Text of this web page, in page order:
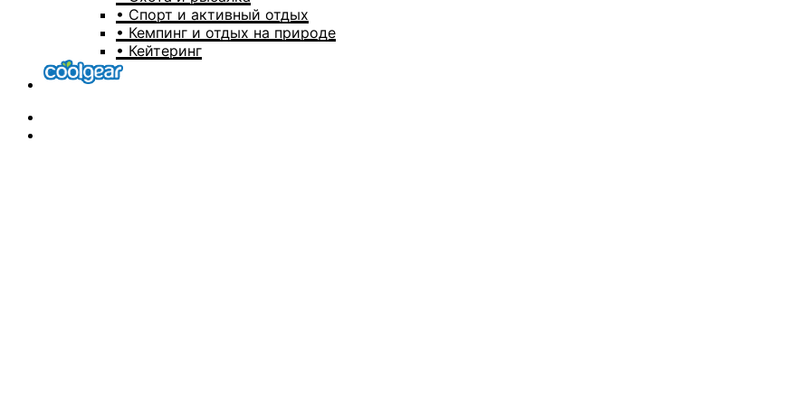
• Спорт и активный отдых
• Кемпинг и отдых на природе
• Кейтеринг